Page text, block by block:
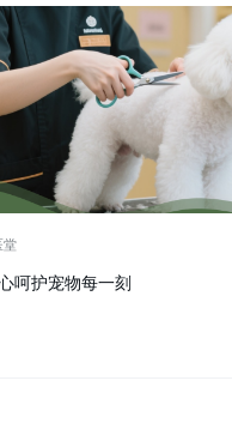
堂
呵护宠物每一刻